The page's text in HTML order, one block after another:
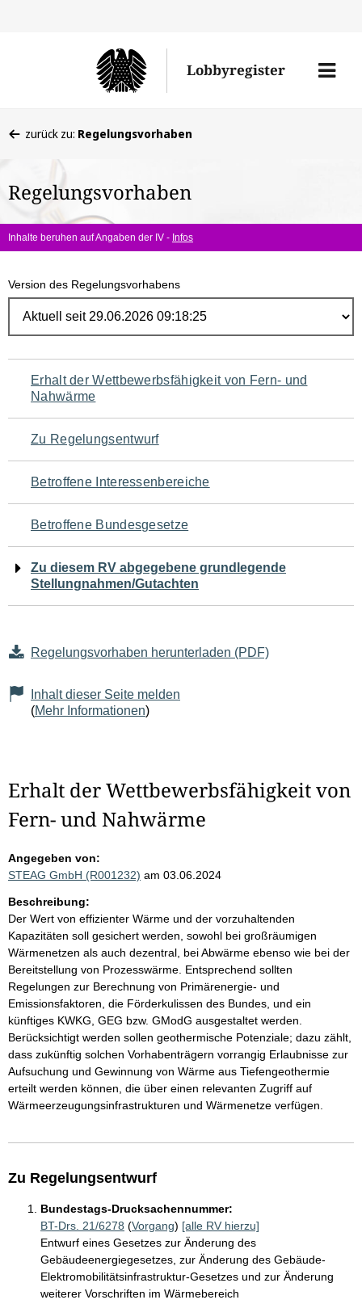
Lobbyregister
Menü
befinden
hier:
zurück zu: Regelungsvorhaben
Regelungsvorhaben
Inhalte beruhen auf Angaben der IV - Infos
Version des Regelungsvorhabens
Navigation
für
den
Seiteninhalt
Erhalt der Wettbewerbsfähigkeit von Fern- und
Nahwärme
Zu Regelungsentwurf
Betroffene Interessenbereiche
Betroffene Bundesgesetze
Zu diesem RV abgegebene grundlegende
Stellungnahmen/Gutachten
Regelungsvorhaben herunterladen (PDF)
Inhalt dieser Seite melden
(Mehr Informationen)
Erhalt der Wettbewerbsfähigkeit von
Fern- und Nahwärme
Angegeben von:
STEAG GmbH (R001232) am 03.06.2024
Beschreibung:
Der Wert von effizienter Wärme und der vorzuhaltenden
Kapazitäten soll gesichert werden, sowohl bei großräumigen
Wärmenetzen als auch dezentral, bei Abwärme ebenso wie bei der
Bereitstellung von Prozesswärme. Entsprechend sollten
Regelungen zur Berechnung von Primärenergie- und
Emissionsfaktoren, die Förderkulissen des Bundes, und ein
künftiges KWKG, GEG bzw. GModG ausgestaltet werden.
Berücksichtigt werden sollen geothermische Potenziale; dazu zählt,
dass zukünftig solchen Vorhabenträgern vorrangig Erlaubnisse zur
Aufsuchung und Gewinnung von Wärme aus Tiefengeothermie
erteilt werden können, die über einen relevanten Zugriff auf
Wärmeerzeugungsinfrastrukturen und Wärmenetze verfügen.
Zu Regelungsentwurf
Bundestags-Drucksachennummer:
BT-Drs. 21/6278 (Vorgang) [alle RV hierzu]
Entwurf eines Gesetzes zur Änderung des
Gebäudeenergiegesetzes, zur Änderung des Gebäude-
Elektromobilitätsinfrastruktur-Gesetzes und zur Änderung
weiterer Vorschriften im Wärmebereich